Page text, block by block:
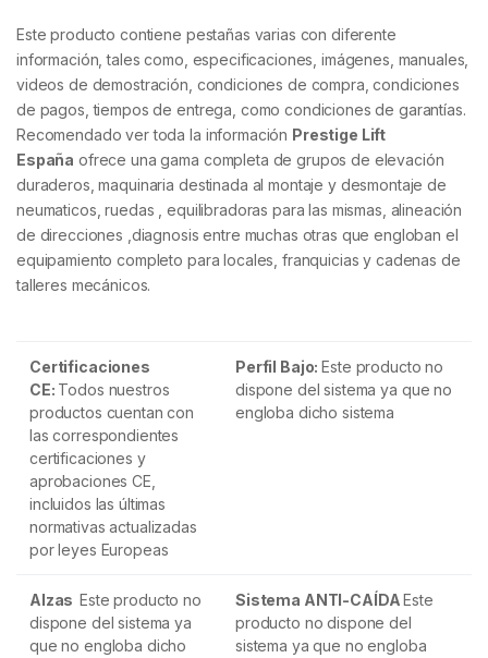
Este producto contiene pestañas varias con diferente
información, tales como, especificaciones, imágenes, manuales,
videos de demostración, condiciones de compra, condiciones
de pagos, tiempos de entrega, como condiciones de garantías.
Recomendado ver toda la información Prestige Lift
España ofrece una gama completa de grupos de elevación
duraderos, maquinaria destinada al montaje y desmontaje de
neumaticos, ruedas , equilibradoras para las mismas, alineación
de direcciones ,diagnosis entre muchas otras que engloban el
equipamiento completo para locales, franquicias y cadenas de
talleres mecánicos.
Certificaciones
CE: Todos nuestros
productos cuentan con
las correspondientes
certificaciones y
aprobaciones CE,
incluidos las últimas
normativas actualizadas
por leyes Europeas
Perfil Bajo: Este producto no
dispone del sistema ya que no
engloba dicho sistema
Alzas Este producto no
dispone del sistema ya
que no engloba dicho
Sistema ANTI-CAÍDAEste
producto no dispone del
sistema ya que no engloba